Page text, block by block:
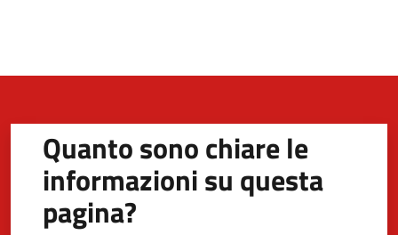
Quanto sono chiare le
informazioni su questa
pagina?